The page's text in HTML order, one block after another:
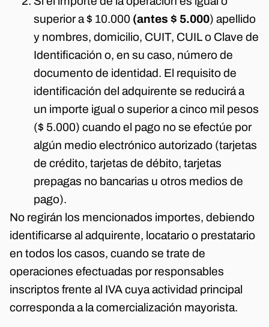
superior a $ 10.000 (antes $ 5.000) apellido
y nombres, domicilio, CUIT, CUIL o Clave de
Identificación o, en su caso, número de
documento de identidad. El requisito de
identificación del adquirente se reducirá a
un importe igual o superior a cinco mil pesos
($ 5.000) cuando el pago no se efectúe por
algún medio electrónico autorizado (tarjetas
de crédito, tarjetas de débito, tarjetas
prepagas no bancarias u otros medios de
pago).
No regirán los mencionados importes, debiendo
identificarse al adquirente, locatario o prestatario
en todos los casos, cuando se trate de
operaciones efectuadas por responsables
inscriptos frente al IVA cuya actividad principal
corresponda a la comercialización mayorista.